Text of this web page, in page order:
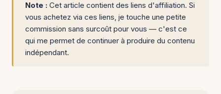
Note : Cet article contient des liens d'affiliation. Si
vous achetez via ces liens, je touche une petite
commission sans surcoût pour vous — c'est ce
qui me permet de continuer à produire du contenu
indépendant.